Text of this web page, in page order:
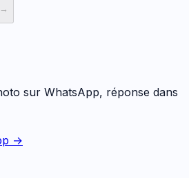
sur WhatsApp, réponse dans
→